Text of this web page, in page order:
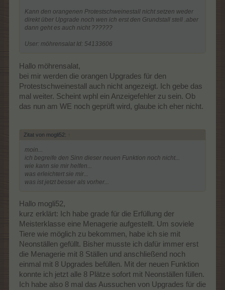
Kann den orangenen Protestschweinestall nicht setzen weder
direkt über Upgrade noch wen ich erst den Grundstall stell .aber
dann geht es auch nicht ??????
User: möhrensalat Id: 54133606
Hallo möhrensalat,
bei mir werden die orangen Upgrades für den
Protestschweinestall auch nicht angezeigt. Ich gebe das
mal weiter. Scheint wphl ein Anzeigefehler zu sein. Ob
das nun am WE noch geprüft wird, glaube ich eher nicht.
Zitat von mogli52: ↑
moin...
ich begreife den Sinn dieser neuen Funktion noch nicht...
wie kann sie mir helfen...
was erleichtert sie mir...
was ist jetzt besser als vorher...
Hallo mogli52,
kurz erklärt: Ich habe grade für die Erfüllung der
Meisterklasse eine Menagerie aufgestellt. Um soviele
Tiere wie möglich zu bekommen, habe ich sie mit
Neonställen gefüllt. Bisher musste ich dafür immer erst
die Menagerie mit 8 Ställen und anschließend noch
einmal mit 8 Upgrades befüllen. Mit der neuen Funktion
konnte ich jetzt alle 8 Plätze sofort mit Neonställen füllen.
Ich habe also 8 mal das Aussuchen von Upgrades für die